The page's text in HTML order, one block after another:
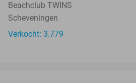
Beachclub TWINS
Scheveningen
Verkocht: 3.779